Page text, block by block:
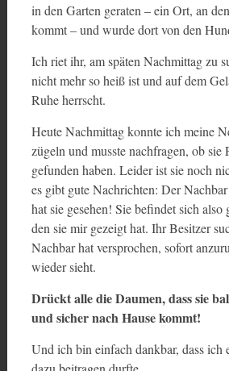
in den Garten geraten – ein Ort, an
kommt – und wurde dort von den
Ich riet ihr, am späten Nachmittag zu
nicht mehr so heiß ist und auf dem
Ruhe herrscht.
Heute Nachmittag konnte ich meine
zügeln und musste nachfragen, ob sie
gefunden haben. Leider ist sie noch
es gibt gute Nachrichten: Der
hat sie gesehen! Sie befindet sich also
den sie mir gezeigt hat. Ihr Besitzer
Nachbar hat versprochen, sofort
wieder sieht.
Drückt alle die Daumen, dass sie
und sicher nach Hause kommt!
Und ich bin einfach dankbar, dass ich